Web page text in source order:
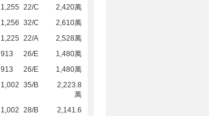
1,255 22/C
2,420萬
1,256 32/C
2,610萬
1,225 22/A
2,528萬
913 26/E
1,480萬
913 26/E
1,480萬
1,002 35/B
2,223.8
萬
1,002 28/B
2,141.6